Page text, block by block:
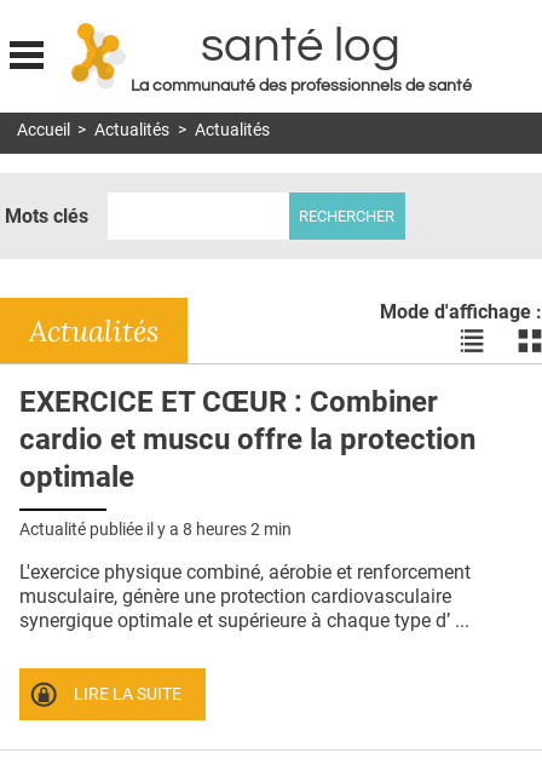
Jump to navigation
santé log
La communauté des professionnels de santé
MON COMPTE
DOSSIERS
RÉSEAUX
E-REVUE SAD
THÉMA
L'APP
PUBLICITÉ
CONTACT
Accueil > Actualités > Actualités
Mots clés
Mode d'affichage :
Voir
les
liste
les
Actualités
EXERCICE ET CŒUR : Combiner
cardio et muscu offre la protection
optimale
Actualité publiée il y a 8 heures 2 min
L'exercice physique combiné, aérobie et renforcement
musculaire, génère une protection cardiovasculaire
synergique optimale et supérieure à chaque type d’ ...
LIRE LA SUITE